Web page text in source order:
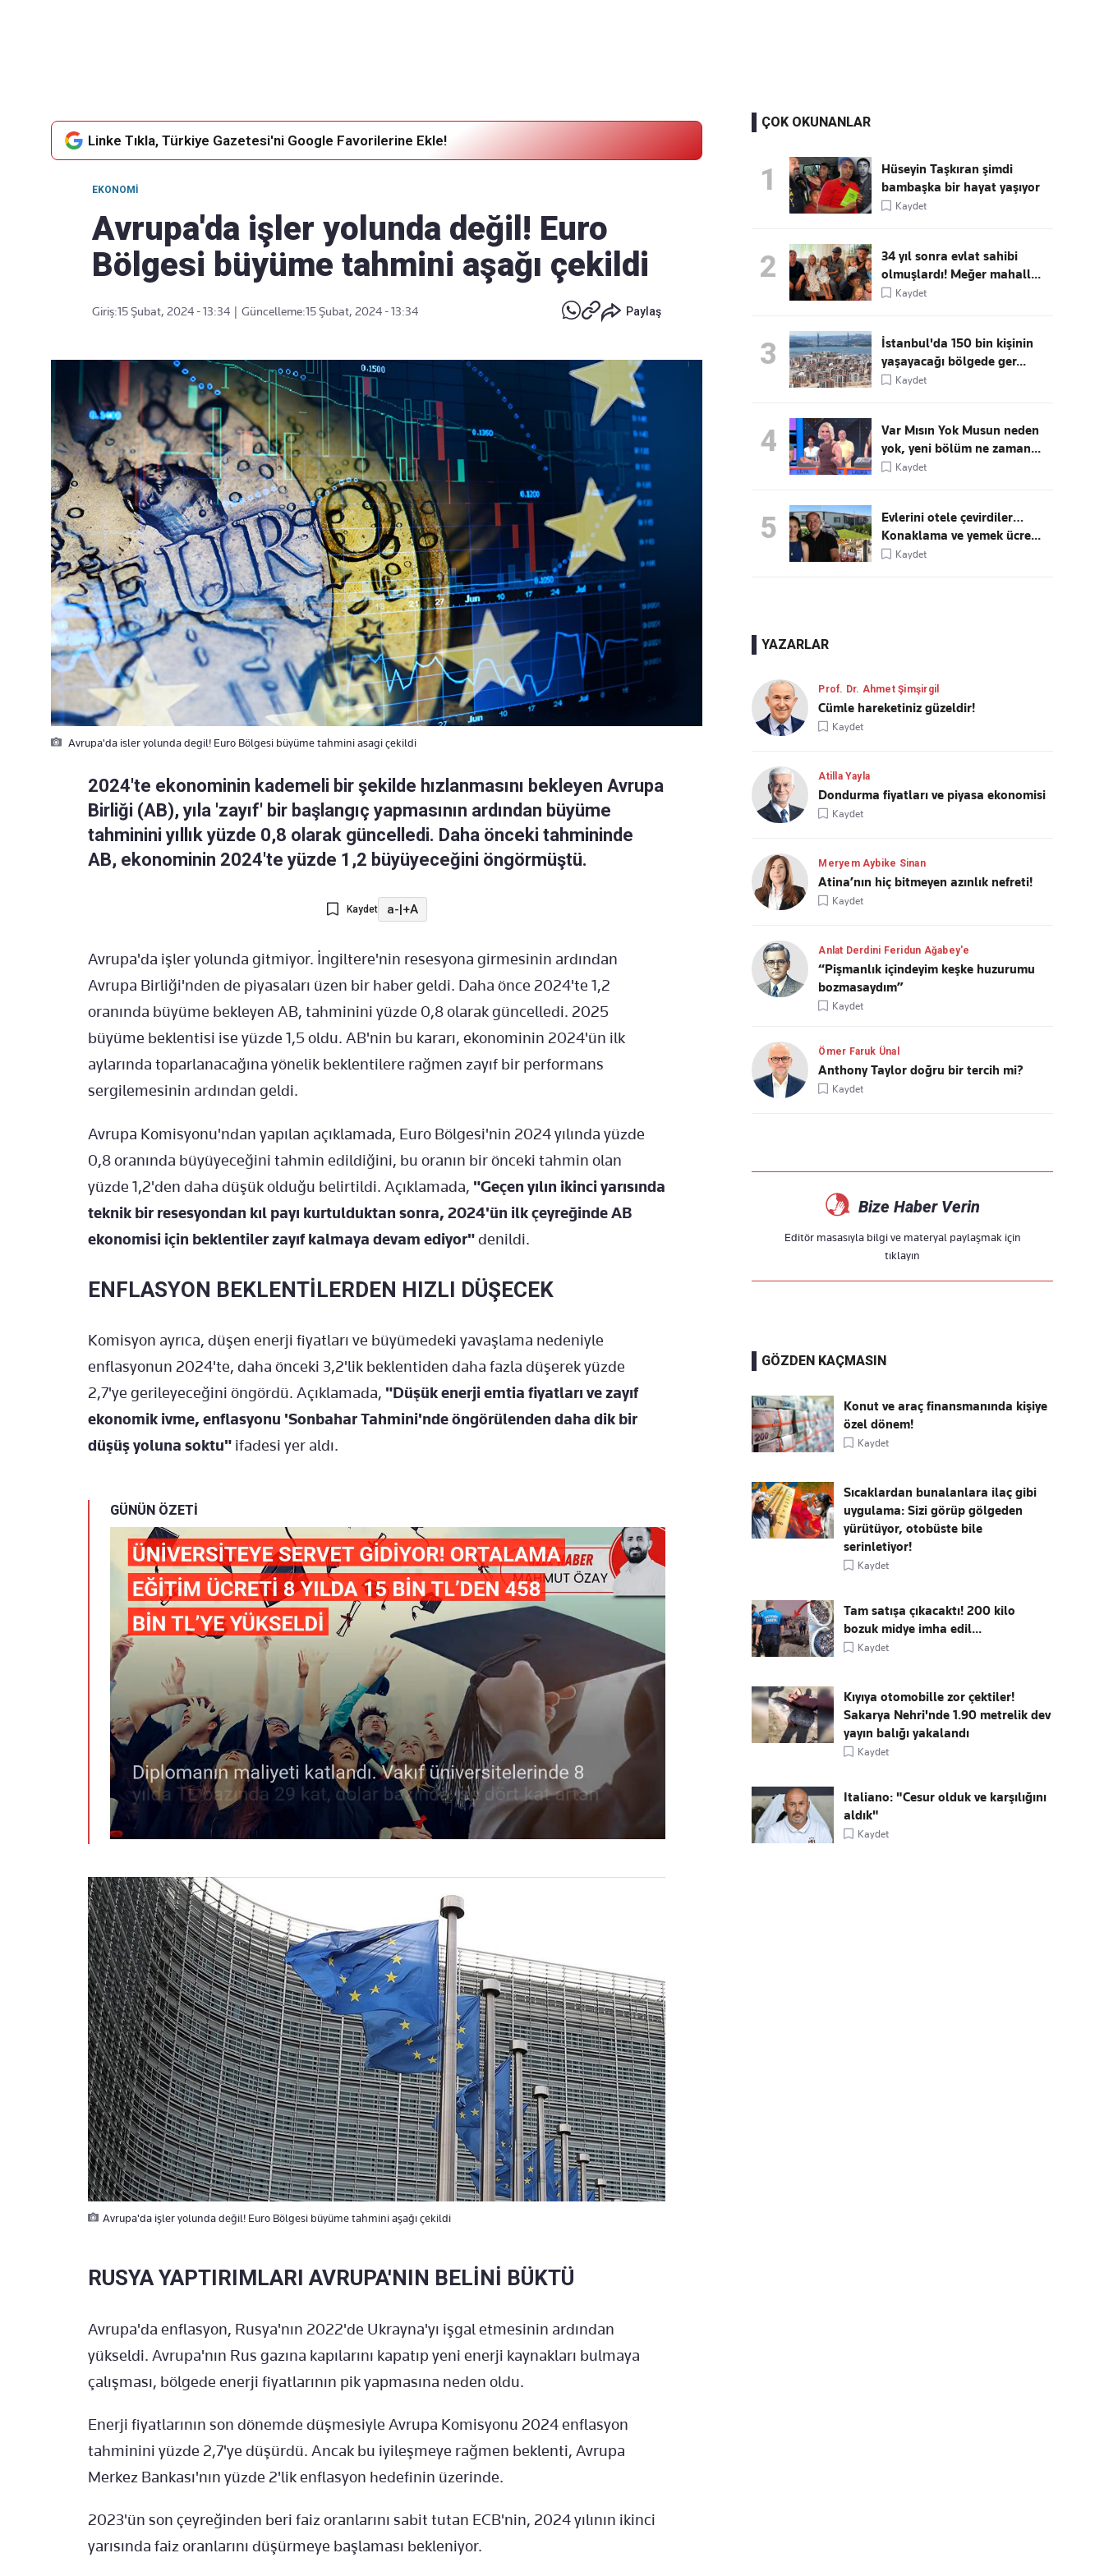
Linke Tıkla, Türkiye Gazetesi'ni Google Favorilerine Ekle!
EKONOMI
Avrupa'da işler yolunda değil! Euro
Bölgesi büyüme tahmini aşağı çekildi
Giriş:15 Şubat, 2024 - 13:34 Güncelleme:15 Şubat, 2024 - 13:34 Paylaş
Avrupa'da isler yolunda degil! Euro Bölgesi büyüme tahmini asagi çekildi
2024'te ekonominin kademeli bir şekilde hızlanmasını bekleyen Avrupa
Birliği (AB), yıla 'zayıf' bir başlangıç yapmasının ardından büyüme
tahminini yıllık yüzde 0,8 olarak güncelledi. Daha önceki tahmininde
AB, ekonominin 2024'te yüzde 1,2 büyüyeceğini öngörmüştü.
Kaydet a-|+A
Avrupa'da işler yolunda gitmiyor. İngiltere'nin resesyona girmesinin ardından
Avrupa Birliği'nden de piyasaları üzen bir haber geldi. Daha önce 2024'te 1,2
oranında büyüme bekleyen AB, tahminini yüzde 0,8 olarak güncelledi. 2025
büyüme beklentisi ise yüzde 1,5 oldu. AB'nin bu kararı, ekonominin 2024'ün ilk
aylarında toparlanacağına yönelik beklentilere rağmen zayıf bir performans
sergilemesinin ardından geldi.
Avrupa Komisyonu'ndan yapılan açıklamada, Euro Bölgesi'nin 2024 yılında yüzde
0,8 oranında büyüyeceğini tahmin edildiğini, bu oranın bir önceki tahmin olan
yüzde 1,2'den daha düşük olduğu belirtildi. Açıklamada, "Geçen yılın ikinci yarısında
teknik bir resesyondan kıl payı kurtulduktan sonra, 2024'ün ilk çeyreğinde AB
ekonomisi için beklentiler zayıf kalmaya devam ediyor"denildi.
ENFLASYON BEKLENTİLERDEN HIZLI DÜŞECEK
Komisyon ayrıca, düşen enerji fiyatları ve büyümedeki yavaşlama nedeniyle
enflasyonun 2024'te, daha önceki 3,2'lik beklentiden daha fazla düşerek yüzde
2,7'ye gerileyeceğini öngördü. Açıklamada, "Düşük enerji emtia fiyatları ve zayıf
ekonomik ivme, enflasyonu 'Sonbahar Tahmini'nde öngörülenden daha dik bir
düşüş yoluna soktu" ifadesi yer aldı.
GÜNÜN ÖZETİ
Avrupa'da işler yolunda değil! Euro Bölgesi büyüme tahmini aşağı çekildi
RUSYA YAPTIRIMLARI AVRUPA'NIN BELİNİ BÜKTÜ
Avrupa'da enflasyon, Rusya'nın 2022'de Ukrayna'yı işgal etmesinin ardından
yükseldi. Avrupa'nın Rus gazına kapılarını kapatıp yeni enerji kaynakları bulmaya
çalışması, bölgede enerji fiyatlarının pik yapmasına neden oldu.
Enerji fiyatlarının son dönemde düşmesiyle Avrupa Komisyonu 2024 enflasyon
tahminini yüzde 2,7'ye düşürdü. Ancak bu iyileşmeye rağmen beklenti, Avrupa
Merkez Bankası'nın yüzde 2'lik enflasyon hedefinin üzerinde.
2023'ün son çeyreğinden beri faiz oranlarını sabit tutan ECB'nin, 2024 yılının ikinci
yarısında faiz oranlarını düşürmeye başlaması bekleniyor.
ÇOK OKUNANLAR
1
Hüseyin Taşkıran şimdi
bambaşka bir hayat yaşıyor
Kaydet
2
34 yıl sonra evlat sahibi
olmuşlardı! Meğer mahall...
Kaydet
3
İstanbul'da 150 bin kişinin
yaşayacağı bölgede ger...
Kaydet
4
Var Mısın Yok Musun neden
yok, yeni bölüm ne zaman...
Kaydet
5
Evlerini otele çevirdiler…
Konaklama ve yemek ücre...
Kaydet
YAZARLAR
Prof. Dr. Ahmet Şimşirgil
Cümle hareketiniz güzeldir!
Kaydet
Atilla Yayla
Dondurma fiyatları ve piyasa ekonomisi
Kaydet
Meryem Aybike Sinan
Atina’nın hiç bitmeyen azınlık nefreti!
Kaydet
Anlat Derdini Feridun Ağabey'e
“Pişmanlık içindeyim keşke huzurumu
bozmasaydım”
Kaydet
Ömer Faruk Ünal
Anthony Taylor doğru bir tercih mi?
Kaydet
Bize Haber Verin
Editör masasıyla bilgi ve materyal paylaşmak için
tıklayın
GÖZDEN KAÇMASIN
Konut ve araç finansmanında kişiye
özel dönem!
Kaydet
Sıcaklardan bunalanlara ilaç gibi
uygulama: Sizi görüp gölgeden
yürütüyor, otobüste bile
serinletiyor!
Kaydet
Tam satışa çıkacaktı! 200 kilo
bozuk midye imha edil...
Kaydet
Kıyıya otomobille zor çektiler!
Sakarya Nehri'nde 1.90 metrelik dev
yayın balığı yakalandı
Kaydet
Italiano: "Cesur olduk ve karşılığını
aldık"
Kaydet